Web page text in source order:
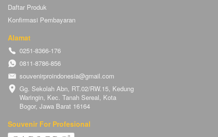
Daftar Produk
Konfirmasi Pembayaran
Alamat
0251-8366-176
0811-8786-856
souvenirproindonesia@gmail.com
Gg. Sekolah Abn, RT.02/RW.15, Kedung
Waringin, Kec. Tanah Sereal, Kota
Bogor, Jawa Barat 16164
Souvenir For Profesional